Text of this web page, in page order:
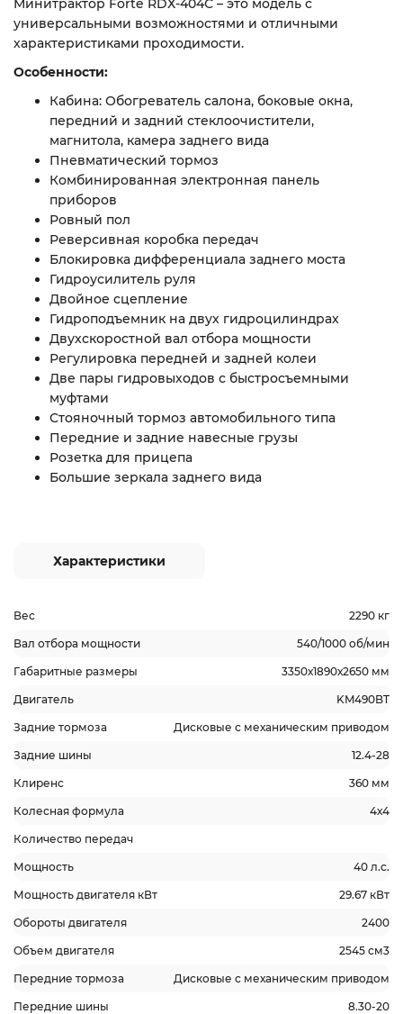
Минитрактор Forte RDХ-404С – это модель с
универсальными возможностями и отличными
характеристиками проходимости.
Особенности:
Кабина: Обогреватель салона, боковые окна,
передний и задний стеклоочистители,
магнитола, камера заднего вида
Пневматический тормоз
Комбинированная электронная панель
приборов
Ровный пол
Реверсивная коробка передач
Блокировка дифференциала заднего моста
Гидроусилитель руля
Двойное сцепление
Гидроподъемник на двух гидроцилиндрах
Двухскоростной вал отбора мощности
Регулировка передней и задней колеи
Две пары гидровыходов с быстросъемными
муфтами
Стояночный тормоз автомобильного типа
Передние и задние навесные грузы
Розетка для прицепа
Большие зеркала заднего вида
Характеристики
Вес 2290 кг
Вал отбора мощности 540/1000 об/мин
Габаритные размеры 3350х1890х2650 мм
Двигатель KM490BT
Задние тормоза Дисковые с механическим приводом
Задние шины 12.4-28
Клиренс 360 мм
Колесная формула 4х4
Количество передач
Мощность 40 л.с.
Мощность двигателя кВт 29.67 кВт
Обороты двигателя 2400
Объем двигателя 2545 см3
Передние тормоза Дисковые с механическим приводом
Передние шины 8.30-20